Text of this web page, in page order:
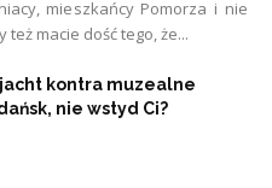
mieszkańcy Pomorza i nie
macie dość tego, że...
kontra muzealne
nie wstyd Ci?